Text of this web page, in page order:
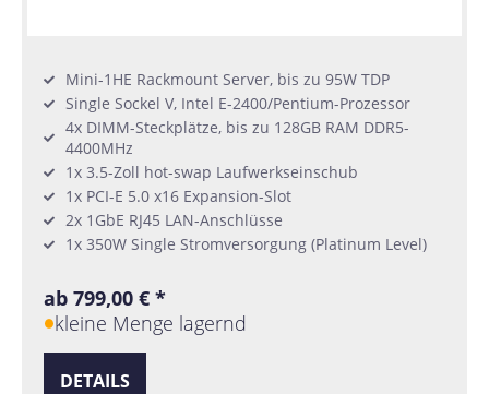
Mini-1HE Rackmount Server, bis zu 95W TDP
Single Sockel V, Intel E-2400/Pentium-Prozessor
4x DIMM-Steckplätze, bis zu 128GB RAM DDR5-
4400MHz
1x 3.5-Zoll hot-swap Laufwerkseinschub
1x PCI-E 5.0 x16 Expansion-Slot
2x 1GbE RJ45 LAN-Anschlüsse
1x 350W Single Stromversorgung (Platinum Level)
ab 799,00 € *
kleine Menge lagernd
DETAILS